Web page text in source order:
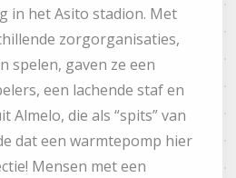
in het Asito stadion. Met
zorgorganisaties,
spelen, gaven ze een
een lachende staf en
Almelo, die als “spits” van
dat een warmtepomp hier
Mensen met een